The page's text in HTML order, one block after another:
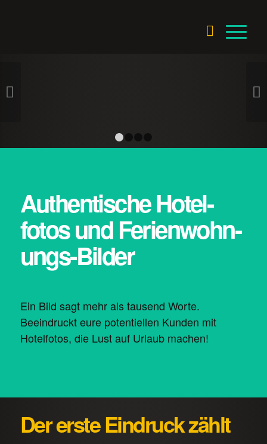
1 2 3 4
Authentische Hotel­
fotos und Ferien­wohn­
ungs-Bilder
Ein Bild sagt mehr als tausend Worte.
Beeindruckt eure potentiellen Kunden mit
Hotelfotos, die Lust auf Urlaub machen!
Der erste Eindruck zählt